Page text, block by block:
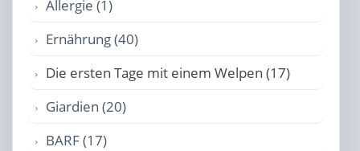
Allergie (1)
Ernährung (40)
Die ersten Tage mit einem Welpen (17)
Giardien (20)
BARF (17)